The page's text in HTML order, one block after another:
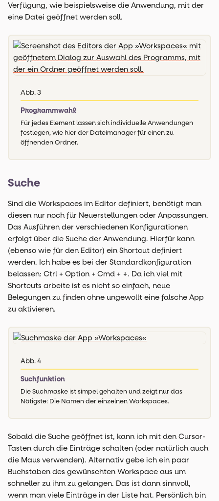
Verfügung, wie beispielsweise die Anwendung, mit der
eine Datei geöffnet werden soll.
Abb. 3
Programmwahl
Für jedes Element lassen sich individuelle Anwendungen
festlegen, wie hier der Dateimanager für einen zu
öffnenden Ordner.
Suche
Sind die Workspaces im Editor definiert, benötigt man
diesen nur noch für Neuerstellungen oder Anpassungen.
Das Ausführen der verschiedenen Konfigurationen
erfolgt über die Suche der Anwendung. Hierfür kann
(ebenso wie für den Editor) ein Shortcut definiert
werden. Ich habe es bei der Standardkonfiguration
belassen: Ctrl + Option + Cmd + ↓. Da ich viel mit
Shortcuts arbeite ist es nicht so einfach, neue
Belegungen zu finden ohne ungewollt eine falsche App
zu aktivieren.
Abb. 4
Suchfunktion
Die Suchmaske ist simpel gehalten und zeigt nur das
Nötigste: Die Namen der einzelnen Workspaces.
Sobald die Suche geöffnet ist, kann ich mit den Cursor-
Tasten durch die Einträge schalten (oder natürlich auch
die Maus verwenden). Alternativ gebe ich ein paar
Buchstaben des gewünschten Workspace aus um
schneller zu ihm zu gelangen. Das ist dann sinnvoll,
wenn man viele Einträge in der Liste hat. Persönlich bin